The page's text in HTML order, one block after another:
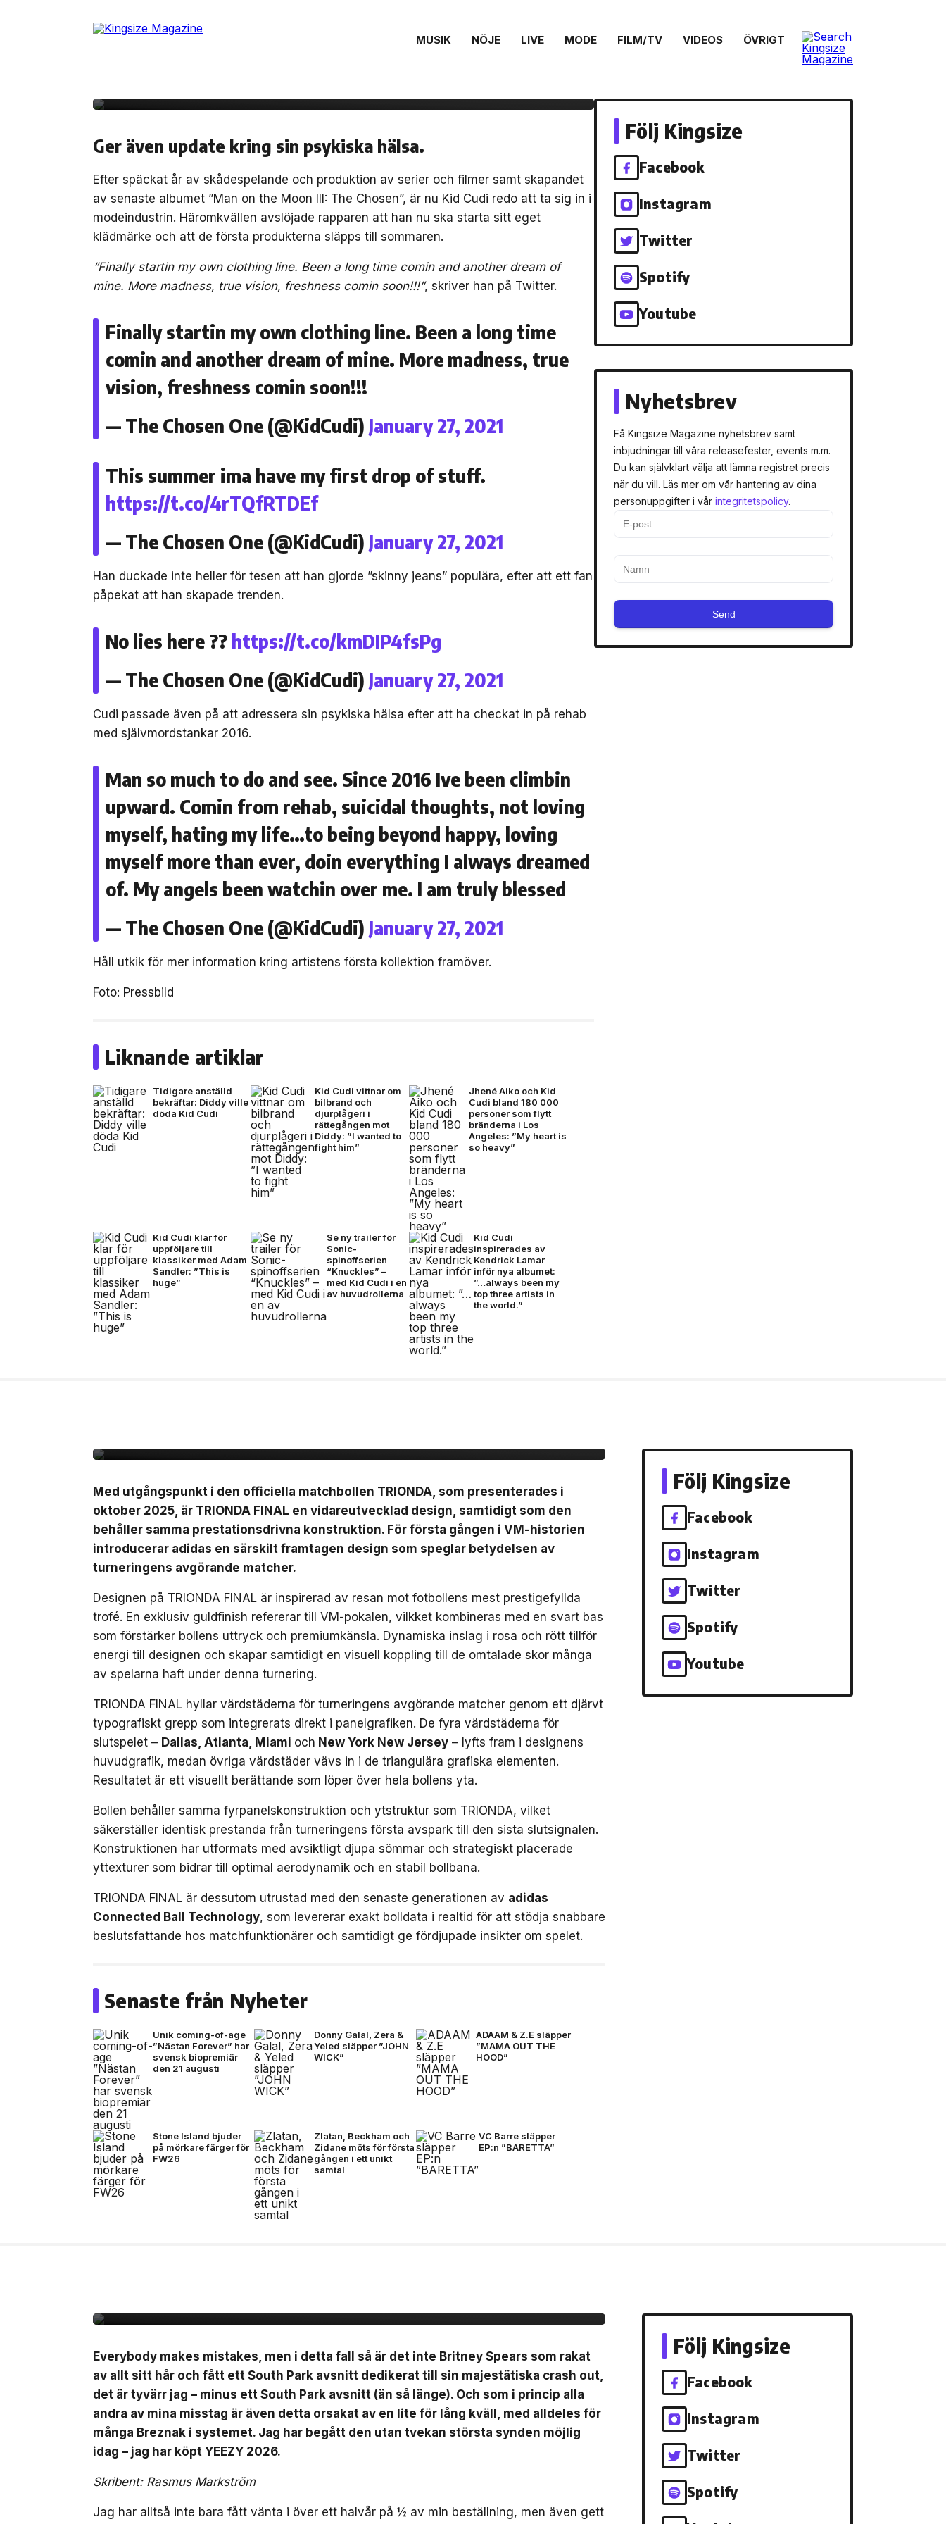
MUSIK NÖJE LIVE MODE FILM/TV VIDEOS ÖVRIGT
Ger även update kring sin psykiska hälsa.
Efter späckat år av skådespelande och produktion av serier och filmer samt skapandet
av senaste albumet ”Man on the Moon III: The Chosen”, är nu Kid Cudi redo att ta sig in i
modeindustrin. Häromkvällen avslöjade rapparen att han nu ska starta sitt eget
klädmärke och att de första produkterna släpps till sommaren.
“Finally startin my own clothing line. Been a long time comin and another dream of
mine. More madness, true vision, freshness comin soon!!!”, skriver han på Twitter.
Finally startin my own clothing line. Been a long time
comin and another dream of mine. More madness, true
vision, freshness comin soon!!!
— The Chosen One (@KidCudi) January 27, 2021
This summer ima have my first drop of stuff.
https://t.co/4rTQfRTDEf
— The Chosen One (@KidCudi) January 27, 2021
Han duckade inte heller för tesen att han gjorde ”skinny jeans” populära, efter att ett fan
påpekat att han skapade trenden.
No lies here ?? https://t.co/kmDIP4fsPg
— The Chosen One (@KidCudi) January 27, 2021
Cudi passade även på att adressera sin psykiska hälsa efter att ha checkat in på rehab
med självmordstankar 2016.
Man so much to do and see. Since 2016 Ive been climbin
upward. Comin from rehab, suicidal thoughts, not loving
myself, hating my life…to being beyond happy, loving
myself more than ever, doin everything I always dreamed
of. My angels been watchin over me. I am truly blessed
— The Chosen One (@KidCudi) January 27, 2021
Håll utkik för mer information kring artistens första kollektion framöver.
Foto: Pressbild
Liknande artiklar
Tidigare anställd
bekräftar: Diddy ville
döda Kid Cudi
Kid Cudi vittnar om
bilbrand och
djurplågeri i
rättegången mot
Diddy: ”I wanted to
fight him”
Jhené Aiko och Kid
Cudi bland 180 000
personer som flytt
bränderna i Los
Angeles: ”My heart is
so heavy”
Kid Cudi klar för
uppföljare till
klassiker med Adam
Sandler: ”This is
huge”
Se ny trailer för
Sonic-
spinoffserien
“Knuckles” –
med Kid Cudi i en
av huvudrollerna
Kid Cudi
inspirerades av
Kendrick Lamar
inför nya albumet:
”…always been my
top three artists in
the world.”
Följ Kingsize
Facebook
Instagram
Twitter
Spotify
Youtube
Nyhetsbrev
Få Kingsize Magazine nyhetsbrev samt
inbjudningar till våra releasefester, events m.m.
Du kan självklart välja att lämna registret precis
när du vill. Läs mer om vår hantering av dina
personuppgifter i vår integritetspolicy.
Send
Med utgångspunkt i den officiella matchbollen TRIONDA, som presenterades i
oktober 2025, är TRIONDA FINAL en vidareutvecklad design, samtidigt som den
behåller samma prestationsdrivna konstruktion. För första gången i VM-historien
introducerar adidas en särskilt framtagen design som speglar betydelsen av
turneringens avgörande matcher.
Designen på TRIONDA FINAL är inspirerad av resan mot fotbollens mest prestigefyllda
trofé. En exklusiv guldfinish refererar till VM-pokalen, vilkket kombineras med en svart bas
som förstärker bollens uttryck och premiumkänsla. Dynamiska inslag i rosa och rött tillför
energi till designen och skapar samtidigt en visuell koppling till de omtalade skor många
av spelarna haft under denna turnering.
TRIONDA FINAL hyllar värdstäderna för turneringens avgörande matcher genom ett djärvt
typografiskt grepp som integrerats direkt i panelgrafiken. De fyra värdstäderna för
slutspelet – Dallas, Atlanta, Miami och New York New Jersey – lyfts fram i designens
huvudgrafik, medan övriga värdstäder vävs in i de triangulära grafiska elementen.
Resultatet är ett visuellt berättande som löper över hela bollens yta.
Bollen behåller samma fyrpanelskonstruktion och ytstruktur som TRIONDA, vilket
säkerställer identisk prestanda från turneringens första avspark till den sista slutsignalen.
Konstruktionen har utformats med avsiktligt djupa sömmar och strategiskt placerade
yttexturer som bidrar till optimal aerodynamik och en stabil bollbana.
TRIONDA FINAL är dessutom utrustad med den senaste generationen av adidas
Connected Ball Technology, som levererar exakt bolldata i realtid för att stödja snabbare
beslutsfattande hos matchfunktionärer och samtidigt ge fördjupade insikter om spelet.
Senaste från Nyheter
Unik coming-of-age
”Nästan Forever” har
svensk biopremiär
den 21 augusti
Donny Galal, Zera &
Yeled släpper ”JOHN
WICK”
ADAAM & Z.E släpper
”MAMA OUT THE
HOOD”
Stone Island bjuder
på mörkare färger för
FW26
Zlatan, Beckham och
Zidane möts för första
gången i ett unikt
samtal
VC Barre släpper
EP:n ”BARETTA”
Följ Kingsize
Facebook
Instagram
Twitter
Spotify
Youtube
Everybody makes mistakes, men i detta fall så är det inte Britney Spears som rakat
av allt sitt hår och fått ett South Park avsnitt dedikerat till sin majestätiska crash out,
det är tyvärr jag – minus ett South Park avsnitt (än så länge). Och som i princip alla
andra av mina misstag är även detta orsakat av en lite för lång kväll, med alldeles för
många Breznak i systemet. Jag har begått den utan tvekan största synden möjlig
idag – jag har köpt YEEZY 2026.
Skribent: Rasmus Markström
Jag har alltså inte bara fått vänta i över ett halvår på ½ av min beställning, men även gett
Följ Kingsize
Facebook
Instagram
Twitter
Spotify